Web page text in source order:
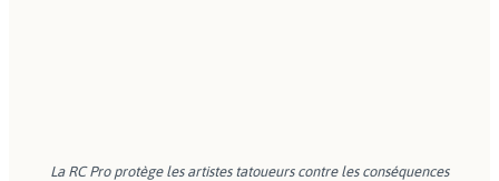
La RC Pro protège les artistes tatoueurs contre les conséquences